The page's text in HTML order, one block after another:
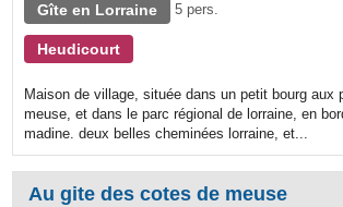
Gîte en Lorraine 5 pers.
Heudicourt
Maison de village, située dans un petit bourg aux
meuse, et dans le parc régional de lorraine, en
madine. deux belles cheminées lorraine, et...
Au gite des cotes de meuse